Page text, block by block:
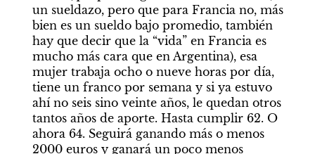
un sueldazo, pero que para Francia no, más
bien es un sueldo bajo promedio, también
hay que decir que la “vida” en Francia es
mucho más cara que en Argentina), esa
mujer trabaja ocho o nueve horas por día,
tiene un franco por semana y si ya estuvo
ahí no seis sino veinte años, le quedan otros
tantos años de aporte. Hasta cumplir 62. O
ahora 64. Seguirá ganando más o menos
2000 euros y ganará un poco menos